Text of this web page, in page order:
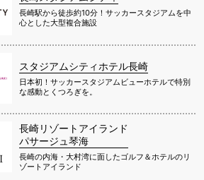
長崎駅から徒歩約10分！サッカースタジアムを中
心とした大型複合施設
スタジアムシティホテル長崎
日本初！サッカースタジアムビューホテルで特別
な感動とくつろぎを。
長崎リゾートアイランド
パサージュ琴海
長崎の内海・大村湾に面したゴルフ＆ホテルのリ
ゾートアイランド